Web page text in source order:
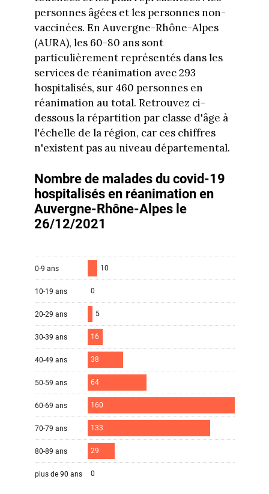
personnes âgées et les personnes non-
vaccinées. En Auvergne-Rhône-Alpes
(AURA), les 60-80 ans sont
particulièrement représentés dans les
services de réanimation avec 293
hospitalisés, sur 460 personnes en
réanimation au total. Retrouvez ci-
dessous la répartition par classe d'âge à
l'échelle de la région, car ces chiffres
n'existent pas au niveau départemental.